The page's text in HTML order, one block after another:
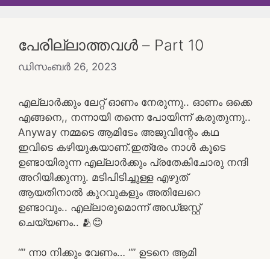
പേരില്ലാത്തവൾ – Part 10
ഡിസംബർ 26, 2023
എല്ലാർക്കും ലേറ്റ് ഓണം നേരുന്നു.. ഓണം ഒക്കെ
എങ്ങനെ,, നന്നായി തന്നെ പോയിന്ന് കരുതുന്നു..
Anyway നമ്മടെ ആമിടേം അജുവിന്റേം കഥ
ഇവിടെ കഴിയുകയാണ്.ഇത്രേം നാൾ കൂടെ
ഉണ്ടായിരുന്ന എല്ലാർക്കും പ്രതേകിചോരു നന്ദി
അറിയിക്കുന്നു. മടിപിടിച്ചുള്ള എഴുത്
ആയതിനാൽ കുറവുകളും അതിലേറെ
ഉണ്ടാവും.. എല്ലാരുമൊന്ന് അഡ്ജസ്റ്റ്
ചെയ്യണം.. 🫂😊
“” ന്നാ നിക്കും വേണം… “” ഉടനെ ആമി